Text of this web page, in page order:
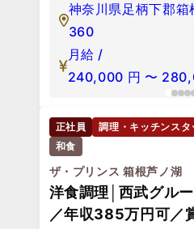
神奈川県足柄下郡
360
月給 /
240,000 円 〜